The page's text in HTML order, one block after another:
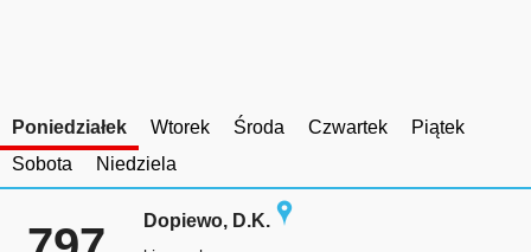
Poniedziałek Wtorek Środa Czwartek
Piątek
Sobota
Niedziela
Dopiewo, D.K.